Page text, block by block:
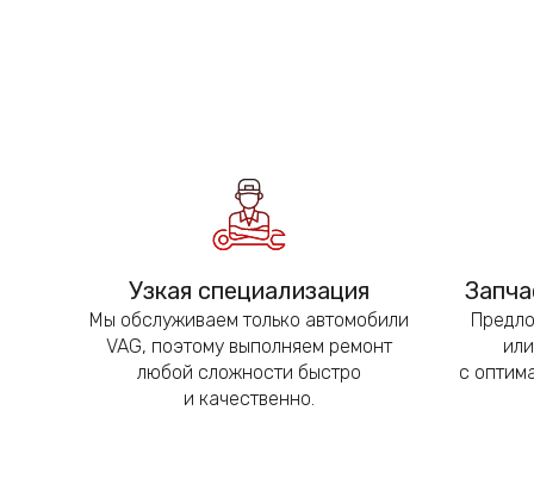
Узкая специализация
Мы обслуживаем только автомобили
VAG, поэтому выполняем ремонт
любой сложности быстро
и качественно.
с